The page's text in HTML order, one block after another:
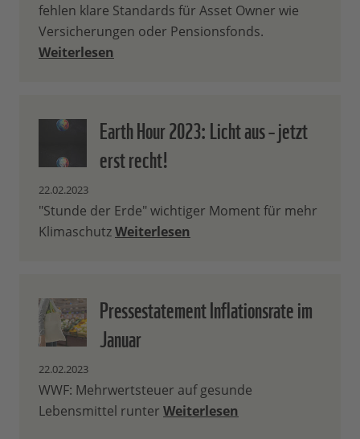
fehlen klare Standards für Asset Owner wie
Versicherungen oder Pensionsfonds.
Weiterlesen
Earth Hour 2023: Licht aus – jetzt
erst recht!
22.02.2023
"Stunde der Erde" wichtiger Moment für mehr
KlimaschutzWeiterlesen
Pressestatement Inflationsrate im
Januar
22.02.2023
WWF: Mehrwertsteuer auf gesunde
Lebensmittel runter Weiterlesen